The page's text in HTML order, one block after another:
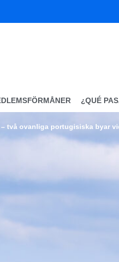
¿QUÉ
två ovanliga portugisiska byar